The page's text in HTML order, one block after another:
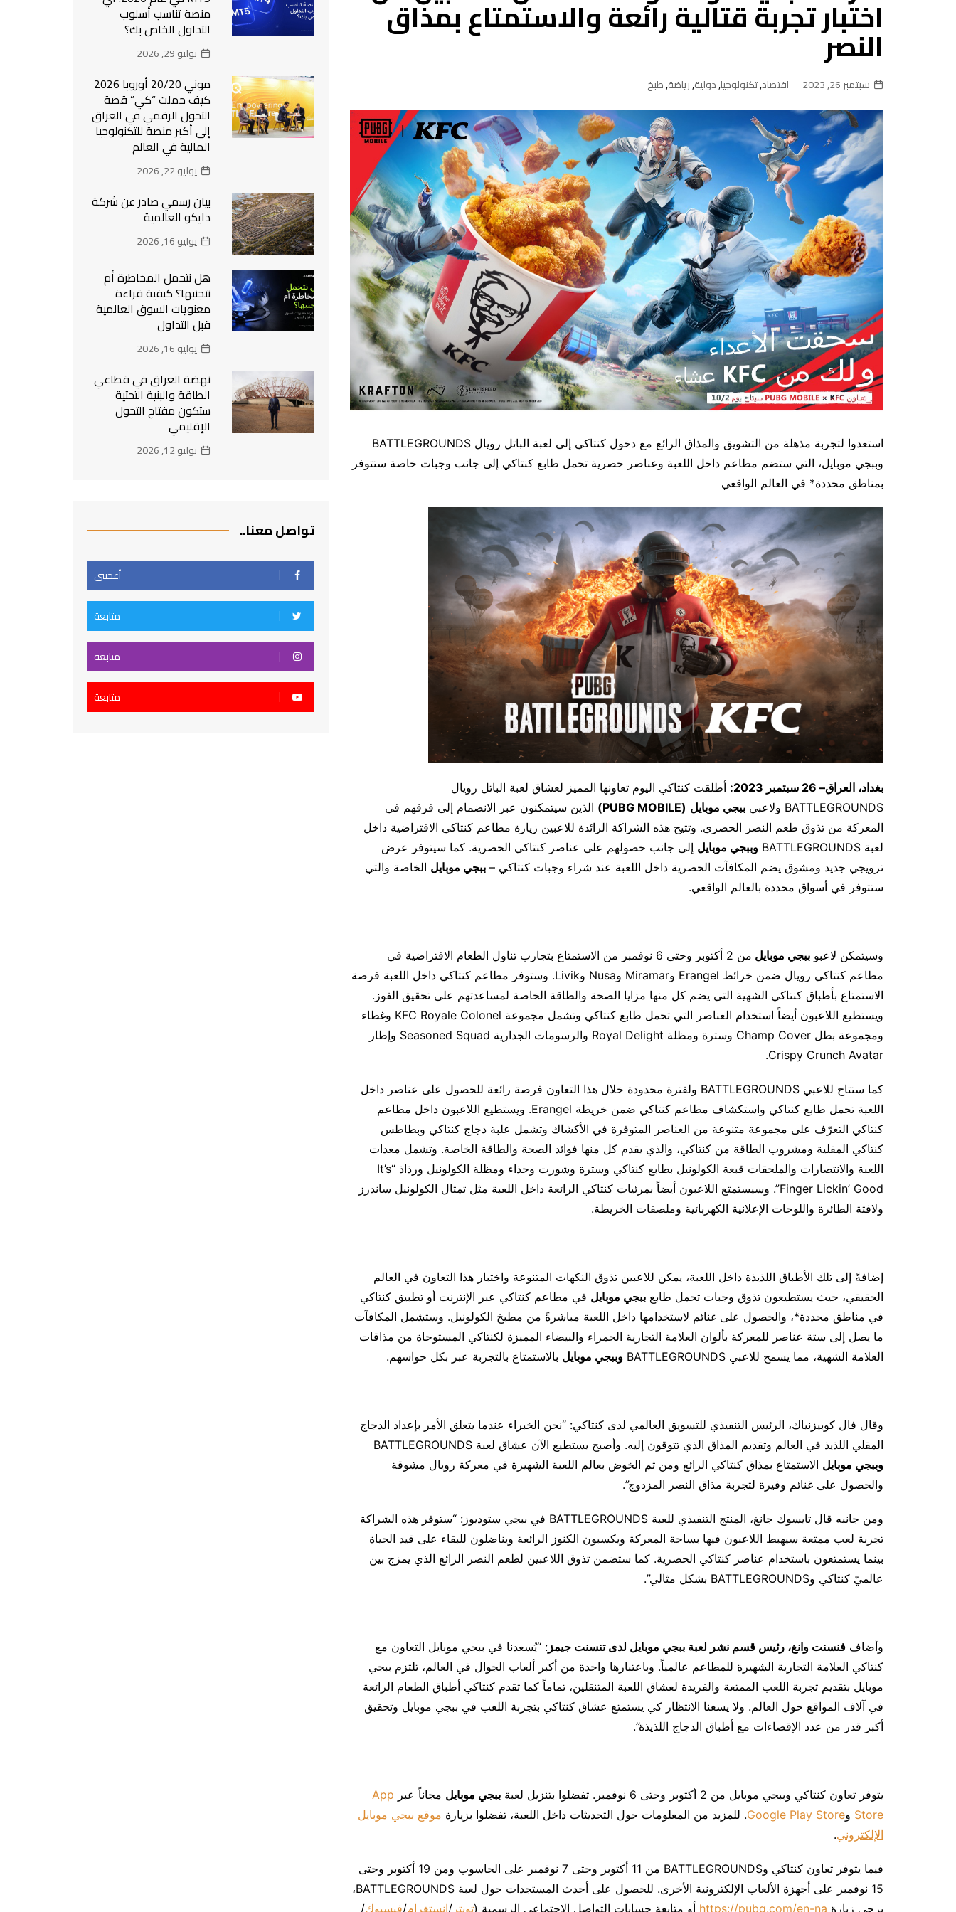
اختبار تجربة قتالية رائعة والاستمتاع بمذاق
النصر
سبتمبر 26, 2023 اقتصاد,تكنولوجيا,دولية,رياضة,طبخ
استعدوا لتجربة مذهلة من التشويق والمذاق الرائع مع دخول كنتاكي إلى لعبة الباتل رويال BATTLEGROUNDS
وببجي موبايل، التي ستضم مطاعم داخل اللعبة وعناصر حصرية تحمل طابع كنتاكي إلى جانب وجبات خاصة ستتوفر
بمناطق محددة* في العالم الواقعي
بغداد، العراق– 26 سبتمبر 2023:
أطلقت كنتاكي اليوم تعاونها المميز لعشاق لعبة الباتل رويال
BATTLEGROUNDS ولاعبي
ببجي موبايل (
PUBG MOBILE
) الذين سيتمكنون عبر الانضمام إلى فرقهم في
المعركة من تذوق طعم النصر الحصري. وتتيح هذه الشراكة الرائدة للاعبين زيارة مطاعم كنتاكي الافتراضية داخل
لعبة BATTLEGROUNDS
وببجي موبايل إلى جانب حصولهم على عناصر كنتاكي الحصرية. كما سيتوفر عرض
ترويجي جديد ومشوق يضم المكافآت الحصرية داخل اللعبة عند شراء وجبات كنتاكي – ببجي موبايل الخاصة والتي
ستتوفر في أسواق محددة بالعالم الواقعي.
وسيتمكن لاعبو ببجي موبايل
من 2 أكتوبر وحتى 6 نوفمبر من الاستمتاع بتجارب تناول الطعام الافتراضية في
مطاعم كنتاكي رويال ضمن خرائط Erangel وMiramar وNusa وLivik. وستوفر مطاعم كنتاكي داخل اللعبة فرصة
الاستمتاع بأطباق كنتاكي الشهية التي يضم كل منها مزايا الصحة والطاقة الخاصة لمساعدتهم على تحقيق الفوز.
ويستطيع اللاعبون أيضاً استخدام العناصر التي تحمل طابع كنتاكي وتشمل مجموعة KFC Royale Colonel وغطاء
ومجموعة بطل Champ Cover وسترة ومظلة Royal Delight والرسومات الجدارية Seasoned Squad وإطار
Crispy Crunch Avatar.
كما ستتاح للاعبي BATTLEGROUNDS ولفترة محدودة خلال هذا التعاون فرصة رائعة للحصول على عناصر داخل
اللعبة تحمل طابع كنتاكي واستكشاف مطاعم كنتاكي ضمن خريطة Erangel. ويستطيع اللاعبون داخل مطاعم
كنتاكي التعرّف على مجموعة متنوعة من العناصر المتوفرة في الأكشاك وتشمل علبة دجاج كنتاكي وبطاطس
كنتاكي المقلية ومشروب الطاقة من كنتاكي، والذي يقدم كل منها فوائد الصحة والطاقة الخاصة. وتشمل معدات
اللعبة والانتصارات والملحقات قبعة الكولونيل بطابع كنتاكي وسترة وشورت وحذاء ومظلة الكولونيل ورذاذ “It’s
Finger Lickin’ Good”. وسيستمتع اللاعبون أيضاً بمرئيات كنتاكي الرائعة داخل اللعبة مثل تمثال الكولونيل ساندرز
ولافتة الطائرة واللوحات الإعلانية الكهربائية وملصقات الخريطة.
إضافةً إلى تلك الأطباق اللذيذة داخل اللعبة، يمكن للاعبين تذوق النكهات المتنوعة واختبار هذا التعاون في العالم
الحقيقي، حيث يستطيعون تذوق وجبات تحمل طابع ببجي موبايل في مطاعم كنتاكي عبر الإنترنت أو تطبيق كنتاكي
في مناطق محددة*، والحصول على غنائم لاستخدامها داخل اللعبة مباشرةً من مطبخ الكولونيل. وستشمل المكافآت
ما يصل إلى ستة عناصر للمعركة بألوان العلامة التجارية الحمراء والبيضاء المميزة لكنتاكي المستوحاة من مذاقات
العلامة الشهية، مما يسمح للاعبي BATTLEGROUNDS
وببجي موبايل بالاستمتاع بالتجربة عبر بكل حواسهم.
وقال فال كوبيزنياك، الرئيس التنفيذي للتسويق العالمي لدى كنتاكي: “نحن الخبراء عندما يتعلق الأمر بإعداد الدجاج
المقلي اللذيذ في العالم وتقديم المذاق الذي تتوقون إليه. وأصبح يستطيع الآن عشاق لعبة BATTLEGROUNDS
وببجي موبايل الاستمتاع بمذاق كنتاكي الرائع ومن ثم الخوض بعالم اللعبة الشهيرة في معركة رويال مشوقة
والحصول على غنائم وفيرة لتجربة مذاق النصر المزدوج”.
ومن جانبه قال تايسوك جانغ، المنتج التنفيذي للعبة BATTLEGROUNDS في ببجي ستوديوز: “ستوفر هذه الشراكة
تجربة لعب ممتعة سيهبط اللاعبون فيها بساحة المعركة ويكسبون الكنوز الرائعة ويناضلون للبقاء على قيد الحياة
بينما يستمتعون باستخدام عناصر كنتاكي الحصرية. كما ستضمن تذوق اللاعبين لطعم النصر الرائع الذي يمزج بين
عالميّ كنتاكي وBATTLEGROUNDS بشكل مثالي”.
وأضاف فنسنت وانغ، رئيس قسم نشر لعبة ببجي موبايل لدى تنسنت جيمز : “يُسعدنا في ببجي موبايل التعاون مع
كنتاكي العلامة التجارية الشهيرة للمطاعم عالمياً. وباعتبارها واحدة من أكبر ألعاب الجوال في العالم، تلتزم ببجي
موبايل بتقديم تجربة اللعب الممتعة والفريدة لعشاق اللعبة المتنقلين، تماماً كما تقدم كنتاكي أطباق الطعام الرائعة
في آلاف المواقع حول العالم. ولا يسعنا الانتظار كي يستمتع عشاق كنتاكي بتجربة اللعب في ببجي موبايل وتحقيق
أكبر قدر من عدد الإقصاءات مع أطباق الدجاج اللذيذة”.
يتوفر تعاون كنتاكي وببجي موبايل من 2 أكتوبر وحتى 6 نوفمبر. تفضلوا بتنزيل لعبة ببجي موبايل مجاناً عبر App
Store وGoogle Play Store. للمزيد من المعلومات حول التحديثات داخل اللعبة، تفضلوا بزيارة موقع ببجي موبايل
الإلكتروني.
فيما يتوفر تعاون كنتاكي وBATTLEGROUNDS من 11 أكتوبر وحتى 7 نوفمبر على الحاسوب ومن 19 أكتوبر وحتى
15 نوفمبر على أجهزة الألعاب الإلكترونية الأخرى. للحصول على أحدث المستجدات حول لعبة BATTLEGROUNDS،
يرجى زيارة https://pubg.com/en-na أو متابعة حسابات التواصل الاجتماعي الرسمية (تويتر /إنستغرام/فيسبوك/
منصة تناسب أسلوب
التداول الخاص بك؟
يوليو 29, 2026
موني 20/20 أوروبا 2026
كيف حملت “كي” قصة
التحول الرقمي في العراق
إلى أكبر منصة للتكنولوجيا
المالية في العالم
يوليو 22, 2026
بيان رسمي صادر عن شركة
دايكو العالمية
يوليو 16, 2026
هل نتحمل المخاطرة أم
نتجنبها؟ كيفية قراءة
معنويات السوق العالمية
قبل التداول
يوليو 16, 2026
نهضة العراق في قطاعي
الطاقة والبنية التحتية
ستكون مفتاح التحول
الإقليمي
يوليو 12, 2026
تواصل معنا..
أعجبني
متابعة
متابعة
متابعة